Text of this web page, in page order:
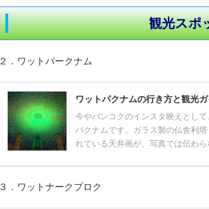
観光スポ
２．ワットパークナム
ワットパクナムの行き方と観光
今やバンコクのインスタ映えとし
パクナムです。ガラス製の仏舎利
れている天井画が、写真では伝わ
３．ワットナークプロク